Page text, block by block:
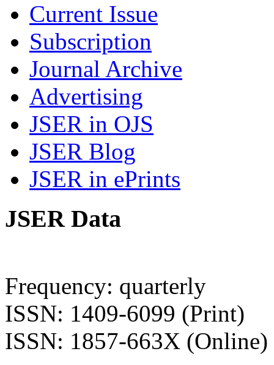
Current Issue
Subscription
Journal Archive
Advertising
JSER in OJS
JSER Blog
JSER in ePrints
JSER Data
Frequency: quarterly
ISSN: 1409-6099 (Print)
ISSN: 1857-663X (Online)